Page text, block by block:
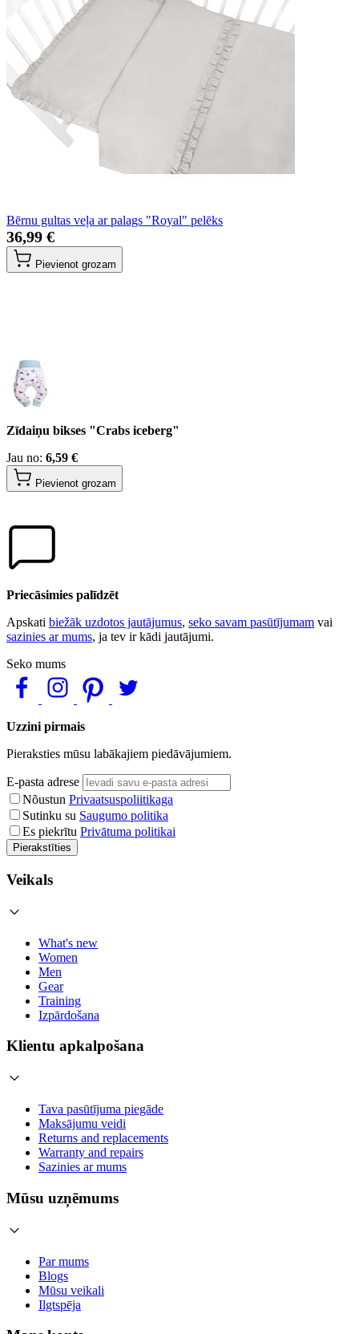
Bērnu gultas veļa ar palags "Royal" pelēks
36,99 €
Pievienot grozam
Zīdaiņu bikses "Crabs iceberg"
Jau no: 6,59 €
Pievienot grozam
Priecāsimies palīdzēt
Apskati biežāk uzdotos jautājumus, seko savam pasūtījumam vai
sazinies ar mums, ja tev ir kādi jautājumi.
Seko mums
Uzzini pirmais
Pieraksties mūsu labākajiem piedāvājumiem.
E-pasta adrese
Nõustun Privaatsuspoliitikaga
Sutinku su Saugumo politika
Es piekrītu Privātuma politikai
Pierakstīties
Veikals
What's new
Women
Men
Gear
Training
Izpārdošana
Klientu apkalpošana
Tava pasūtījuma piegāde
Maksājumu veidi
Returns and replacements
Warranty and repairs
Sazinies ar mums
Mūsu uzņēmums
Par mums
Blogs
Mūsu veikali
Ilgtspēja